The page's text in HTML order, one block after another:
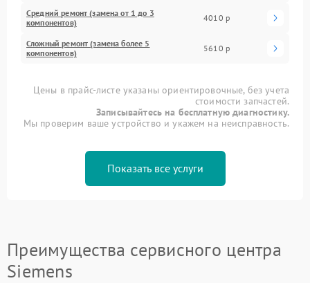
Средний ремонт (замена от 1 до 3
компонентов)
4010 р
Сложный ремонт (замена более 5
компонентов)
5610 р
Цены в прайс-листе указаны ориентировочные, без учета
стоимости запчастей.
Записывайтесь на бесплатную диагностику.
Мы проверим ваше устройство и укажем на неисправность.
Показать все услуги
Преимущества сервисного центра
Siemens